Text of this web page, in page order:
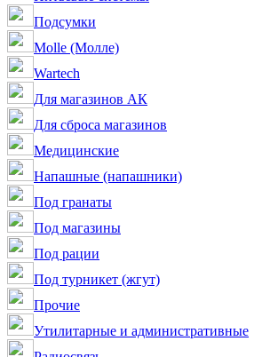
Подсумки
Molle (Молле)
Wartech
Для магазинов АК
Для сброса магазинов
Медицинские
Напашные (напашники)
Под гранаты
Под магазины
Под рации
Под турникет (жгут)
Прочие
Утилитарные и административные